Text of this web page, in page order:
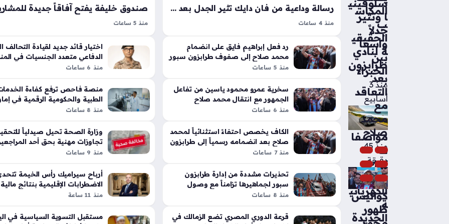
سلوفيني
ا وتثير
جدلاً
واسعاً
بين
الخبراء
منذ 3
أسابيع
مواصفا
ت
BMW
iX5
الكهربائي
ة
الجديدة
المكاس
ب
الحقيقي
ة لنادي
طرابزون
بعد
التعاقد
مع
محمد
صلاح
منذ 45
دقيقة
كواليس
ظهور
رسالة وداعية من فان دايك تثير الجدل بعد انتقال محمد صلاح لطرابزون سبور
منذ 4 ساعات
بالمشاعر الصادقة بعد رحيل النجم المصري عن صفوف
ليفربول، إذ أعرب قائد الفريق الإنجليزي عن دهشته
الكبيرة من مغادرة زميله قبل أن…
رد فعل إبراهيم فايق على انضمام
محمد صلاح إلى صفوف طرابزون سبور
التركي
منذ 5 ساعات
سخرية عمرو محمود ياسين من تفاعل
الجمهور مع انتقال محمد صلاح
لطرابزون سبور
منذ 6 ساعات
الكاف يخصص احتفاءً استثنائياً لمحمد
صلاح بعد انضمامه رسمياً إلى طرابزون
سبور التركي
منذ 7 ساعات
تحذيرات مشددة من إدارة طرابزون
سبور لجماهيرها تزامناً مع وصول
محمد صلاح المرتقب
منذ 8 ساعات
قرعة الدوري المصري تضع الزمالك في
منذ 5 ساعات
صندوق خليفة لتمكين الجيل الجديد من المبدعين
منحهم مساحة حقيقية لاختبار أفكارهم التجارية
واقعية، حيث يهدف سوق رواد المستقبل إلى…
اختيار قائد جديد لقيادة التحالف
الدفاعي متعدد الجنسيات في
منذ 6 ساعات
منصة فاحص ترفع كفاءة
الطبية والحكومية الرقمية في
الشارقة
منذ 8 ساعات
وزارة الصحة تحيل صيدلياً
تجاوزات مهنية بحق أحد
منذ 9 ساعات
أرباح سيراميك رأس الخيمة
الاضطرابات الإقليمية بنتائج
خلال الربع الثاني
منذ 11 ساعة
مستقبل التسوية السياسية في